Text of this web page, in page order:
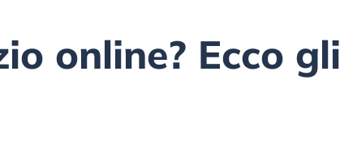
online? Ecco gli